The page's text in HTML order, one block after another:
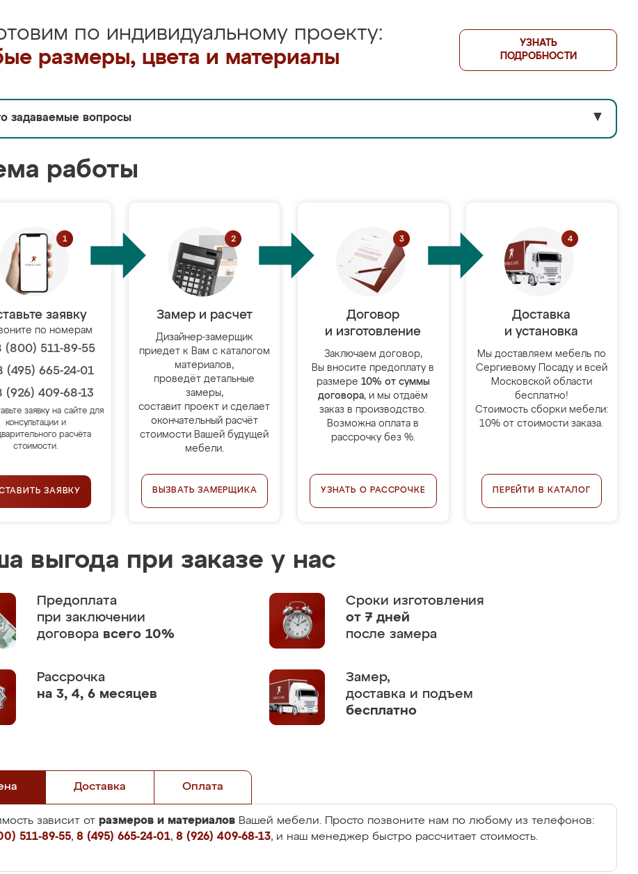
по индивидуальному проекту:
размеры, цвета и материалы
УЗНАТЬ
ПОДРОБНОСТИ
задаваемые вопросы ▼
работы
заявку
по номерам
(800) 511-89-55
(495) 665-24-01
(926) 409-68-13
заявку на сайте для
консультации и
расчёта
стоимости.
ЗАЯВКУ
Замер и расчет
Дизайнер-замерщик
приедет к Вам с каталогом
материалов,
проведёт детальные
замеры,
составит проект и сделает
окончательный расчёт
стоимости Вашей будущей
мебели.
ВЫЗВАТЬ ЗАМЕРЩИКА
Договор
и изготовление
Заключаем договор,
Вы вносите предоплату в
размере 10% от суммы
договора, и мы отдаём
заказ в производство.
Возможна оплата в
рассрочку без %.
УЗНАТЬ О РАССРОЧКЕ
Доставка
и установка
Мы доставляем мебель по
Сергиевому Посаду и всей
Московской области
бесплатно!
Стоимость сборки мебели:
10% от стоимости заказа.
ПЕРЕЙТИ В КАТАЛОГ
выгода при заказе у нас
Предоплата
при заключении
договора всего 10%
Сроки изготовления
от 7 дней
после замера
Рассрочка
на 3, 4, 6 месяцев
Замер,
доставка и подъем
бесплатно
Доставка Оплата
зависит от размеров и материалов Вашей мебели. Просто позвоните нам по любому из телефонов:
511-89-55, 8 (495) 665-24-01, 8 (926) 409-68-13, и наш менеджер быстро рассчитает стоимость.